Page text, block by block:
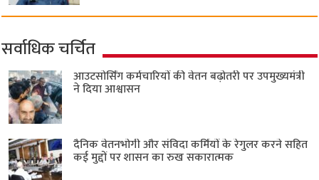
सर्वाधिक चर्चित
आउटसोर्सिंग कर्मचारियों की वेतन बढ़ोतरी पर उपमुख्यमंत्री
ने दिया आश्वासन
दैनिक वेतनभोगी और संविदा कर्मियों के रेगुलर करने सहित
कई मुद्दों पर शासन का रुख सकारात्मक